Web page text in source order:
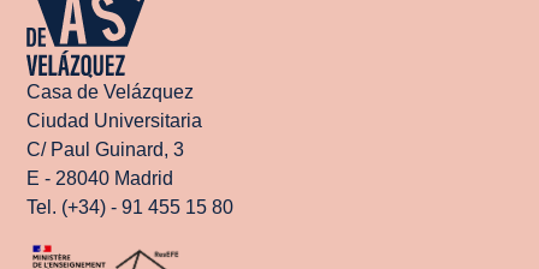
Casa de Velázquez
Ciudad Universitaria
C/ Paul Guinard, 3
E - 28040 Madrid
Tel. (+34) - 91 455 15 80